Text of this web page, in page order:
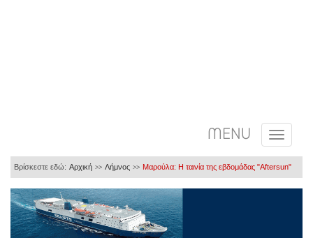
MENU
Βρίσκεστε εδώ: Αρχική >> Λήμνος >> Μαρούλα: Η ταινία της εβδομάδας "Aftersun"